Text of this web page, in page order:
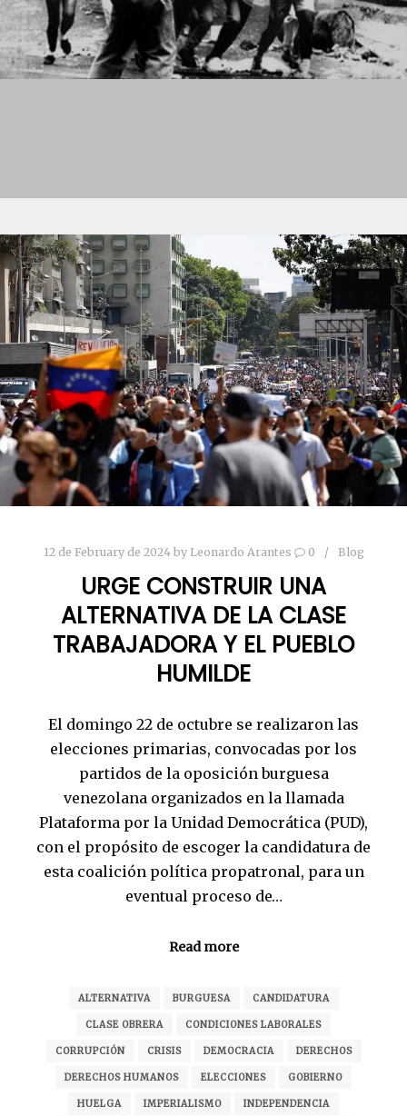
HUMANOS
12 de February de 2024by Leonardo Arantes 0 Blog
URGE CONSTRUIR UNA
ALTERNATIVA DE LA CLASE
TRABAJADORA Y EL PUEBLO
HUMILDE
El domingo 22 de octubre se realizaron las
elecciones primarias, convocadas por los
partidos de la oposición burguesa
venezolana organizados en la llamada
Plataforma por la Unidad Democrática (PUD),
con el propósito de escoger la candidatura de
esta coalición política propatronal, para un
eventual proceso de…
Read more
ALTERNATIVA BURGUESA CANDIDATURA
CLASE OBRERA CONDICIONES LABORALES
CORRUPCIÓN CRISIS DEMOCRACIA DERECHOS
DERECHOS HUMANOS ELECCIONES GOBIERNO
HUELGA IMPERIALISMO INDEPENDENCIA